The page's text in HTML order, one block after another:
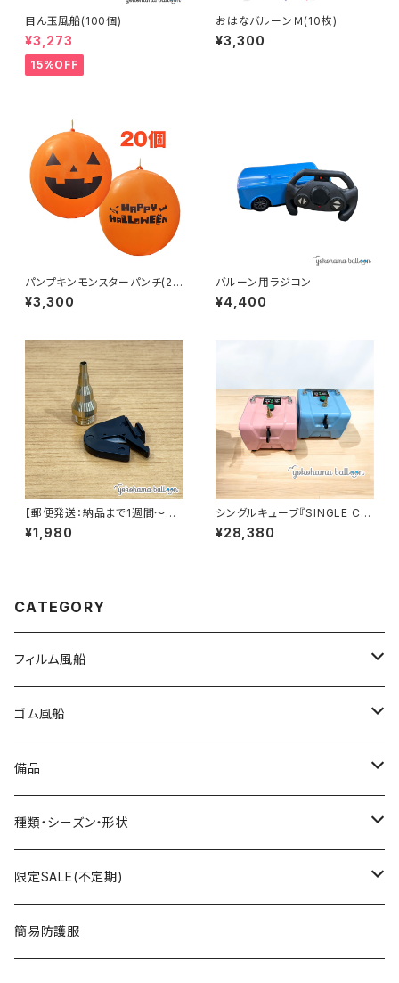
目ん玉風船(100個)
¥3,273
15%OFF
おはなバルーンＭ(10枚)
¥3,300
パンプキンモンスターパンチ(20
個)
¥3,300
バルーン用ラジコン
¥4,400
【郵便発送：納品まで1週間～必
要です】シングルキューブ『SING
LE CUBE』用エアノズル・バルー
¥1,980
シングルキューブ『SINGLE CU
BE』
¥28,380
CATEGORY
フィルム風船
大きな風船
組立3Dバルーン
文字数字バルーン
おはなバルーン
ODDバルーン
ゴム風船
プリント有り
プリント無し
セット・キット商品
備品
備品
スティック
ポンプ
クリップ
種類・シーズン・形状
おえかき
どうぶつ
限定SALE(不定期)
フィルム風船
簡易防護服